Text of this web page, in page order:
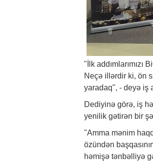
"İlk addımlarımızı
Neçə illərdir ki, ön
yaradaq", - deyə iş
Dediyinə görə, iş
yenilik gətirən bir
"Amma mənim
özündən
həmişə tənbəlliyə